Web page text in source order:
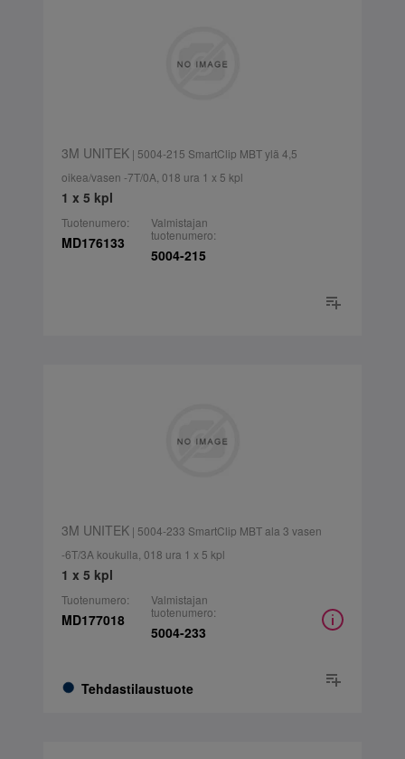
3M UNITEK| 5004-215 SmartClip MBT ylä 4,5
oikea/vasen -7T/0A, 018 ura 1 x 5 kpl
1 x 5 kpl
Tuotenumero:
MD176133
Valmistajan
tuotenumero:
5004-215
3M UNITEK| 5004-233 SmartClip MBT ala 3 vasen
-6T/3A koukulla, 018 ura 1 x 5 kpl
1 x 5 kpl
Tuotenumero:
MD177018
Tehdastilaustuote
Valmistajan
tuotenumero:
5004-233